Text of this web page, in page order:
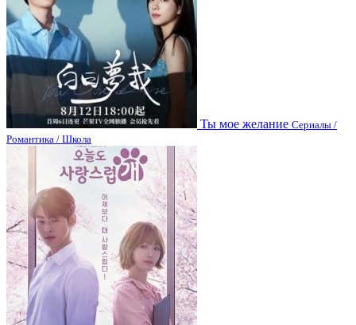
Ты мое желание Сериалы /
Романтика / Школа